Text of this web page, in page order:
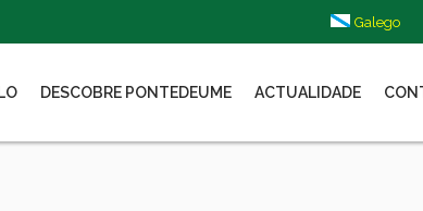
Galego
DESCOBRE PONTEDEUME ACTUALIDADE